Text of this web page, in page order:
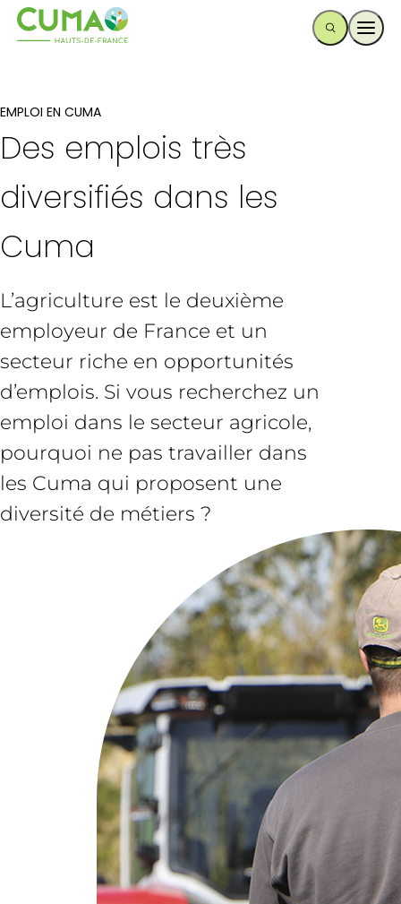
EMPLOI EN CUMA
Des emplois très
diversifiés dans les
Cuma
L’agriculture est le deuxième
employeur de France et un
secteur riche en opportunités
d’emplois. Si vous recherchez un
emploi dans le secteur agricole,
pourquoi ne pas travailler dans
les Cuma qui proposent une
diversité de métiers ?